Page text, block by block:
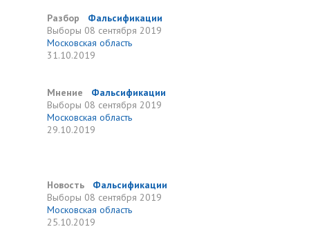
Разбор
Фальсификации
Выборы 08 сентября 2019
Московская область
31.10.2019
Мнение
Фальсификации
Выборы 08 сентября 2019
Московская область
29.10.2019
Новость
Фальсификации
Выборы 08 сентября 2019
Московская область
25.10.2019